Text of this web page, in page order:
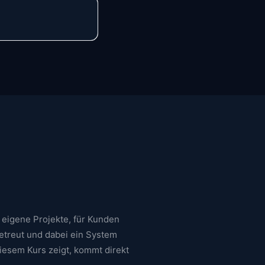
Projekte, für Kunden
und dabei ein System
Kurs zeigt, kommt direkt